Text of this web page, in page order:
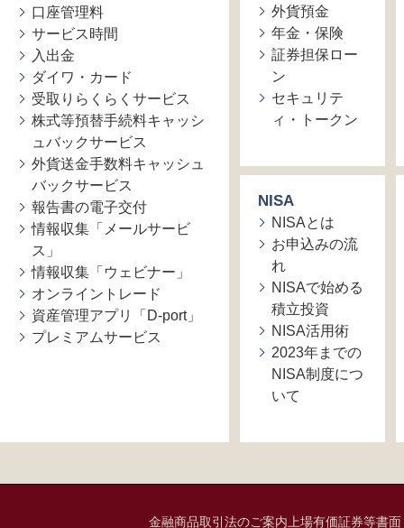
口座管理料
サービス時間
入出金
ダイワ・カード
受取りらくらくサービス
株式等預替手続料キャッシ
ュバックサービス
外貨送金手数料キャッシュ
バックサービス
報告書の電子交付
情報収集「メールサービ
ス」
情報収集「ウェビナー」
オンライントレード
資産管理アプリ「D-port」
プレミアムサービス
外貨預金
年金・保険
証券担保ロー
ン
セキュリテ
ィ・トークン
NISA
NISAとは
お申込みの流
れ
NISAで始める
積立投資
NISA活用術
2023年までの
NISA制度につ
いて
金融商品取引法のご案内 上場有価証券等書